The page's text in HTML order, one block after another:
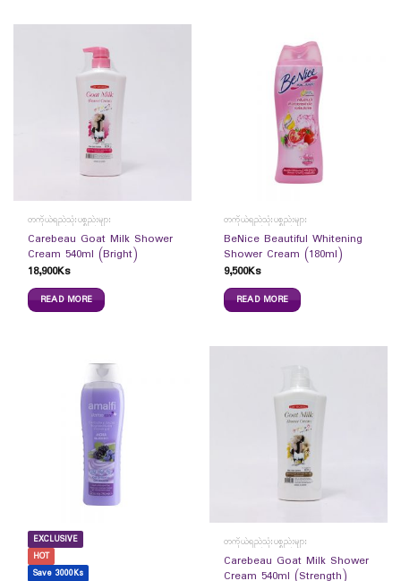
တကိုယ်ရည်သုံးပစ္စည်းများ
Carebeau Goat Milk Shower
Cream 540ml (Bright)
18,900Ks
READ MORE
တကိုယ်ရည်သုံးပစ္စည်းများ
BeNice Beautiful Whitening
Shower Cream (180ml)
9,500Ks
READ MORE
EXCLUSIVE
HOT
Save 3000Ks
တကိုယ်ရည်သုံးပစ္စည်းများ
Carebeau Goat Milk Shower
Cream 540ml (Strength)